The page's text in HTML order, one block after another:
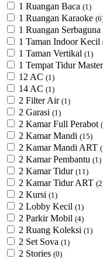
1 Ruangan Baca (1)
1 Ruangan Karaoke
1 Ruangan Serbaguna
1 Taman Indoor Kecil
1 Taman Vertikal (1)
1 Tempat Tidur
12 AC (1)
14 AC (1)
2 Filter Air (1)
2 Garasi (1)
2 Kamar Full Perabot
2 Kamar Mandi (15)
2 Kamar Mandi ART
2 Kamar Pembantu (1)
2 Kamar Tidur (11)
2 Kamar Tidur ART
2 Kursi (1)
2 Lobby Kecil (1)
2 Parkir Mobil (4)
2 Ruang Koleksi (1)
2 Set Sova (1)
2 Stories (0)